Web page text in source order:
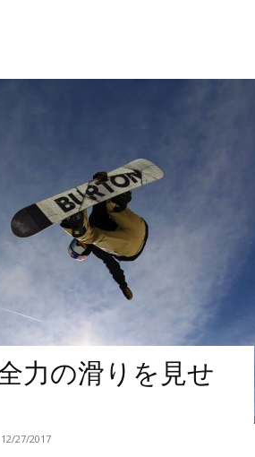
力の滑りを見せ
12/27/2017